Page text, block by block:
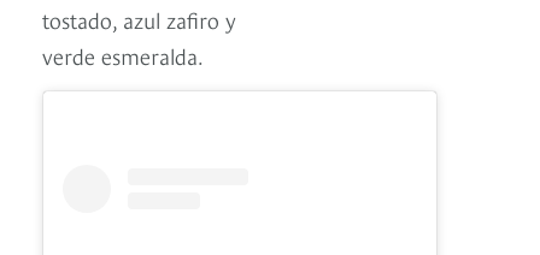
tostado, azul zafiro y
verde esmeralda.